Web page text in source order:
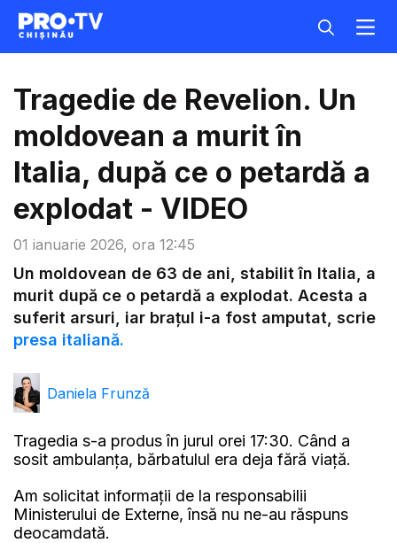
01 ianuarie 2026, ora 12:45
Tragedie de Revelion. Un
moldovean a murit în
Italia, după ce o petardă a
explodat - VIDEO
This
is
modal
window.
The media could not be loaded, either because the
server or network failed or because the format is not
supported.
Un moldovean de 63 de ani, stabilit în Italia, a
murit după ce o petardă a explodat. Acesta a
suferit arsuri, iar brațul i-a fost amputat, scrie
presa italiană.
Daniela Frunză
Tragedia s-a produs în jurul orei 17:30. Când a
sosit ambulanța, bărbatulul era deja fără viață.
Am solicitat informații de la responsabilii
Ministerului de Externe, însă nu ne-au răspuns
deocamdată.